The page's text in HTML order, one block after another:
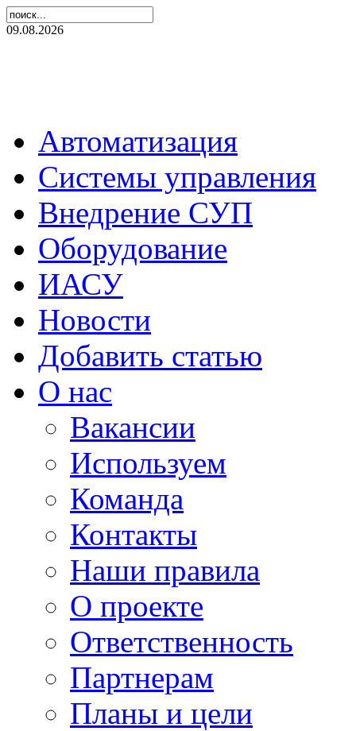
09.08.2026
Автоматизация
Системы управления
Внедрение СУП
Оборудование
ИАСУ
Новости
Добавить статью
О нас
Вакансии
Используем
Команда
Контакты
Наши правила
О проекте
Ответственность
Партнерам
Планы и цели